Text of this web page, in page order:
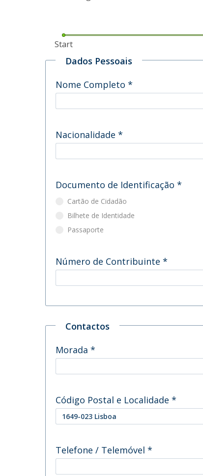
Start
Dados Pessoais
Nome Completo *
Nacionalidade *
Documento de Identificação *
Cartão de Cidadão
Bilhete de Identidade
Passaporte
Número de Contribuinte *
Contactos
Morada *
Código Postal e Localidade *
Telefone / Telemóvel *